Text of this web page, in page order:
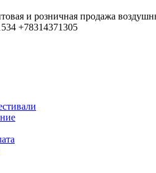
и розничная продажа
+78314371305